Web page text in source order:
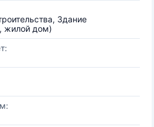
Здание
жилой дом)